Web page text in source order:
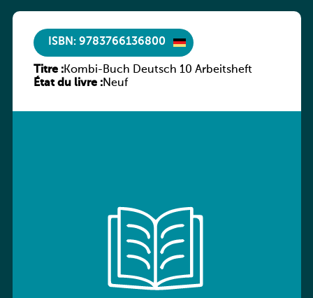
ISBN: 9783766136800
Titre :Kombi-Buch Deutsch 10 Arbeitsheft
État du livre :Neuf